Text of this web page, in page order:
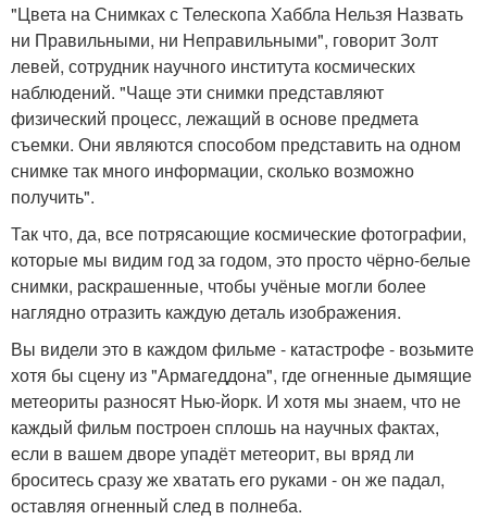
"Цвета на Снимках с Телескопа Хаббла Нельзя Назвать
ни Правильными, ни Неправильными", говорит Золт
левей, сотрудник научного института космических
наблюдений. "Чаще эти снимки представляют
физический процесс, лежащий в основе предмета
съемки. Они являются способом представить на одном
снимке так много информации, сколько возможно
получить".
Так что, да, все потрясающие космические фотографии,
которые мы видим год за годом, это просто чёрно-белые
снимки, раскрашенные, чтобы учёные могли более
наглядно отразить каждую деталь изображения.
Вы видели это в каждом фильме - катастрофе - возьмите
хотя бы сцену из "Армагеддона", где огненные дымящие
метеориты разносят Нью-йорк. И хотя мы знаем, что не
каждый фильм построен сплошь на научных фактах,
если в вашем дворе упадёт метеорит, вы вряд ли
броситесь сразу же хватать его руками - он же падал,
оставляя огненный след в полнеба.